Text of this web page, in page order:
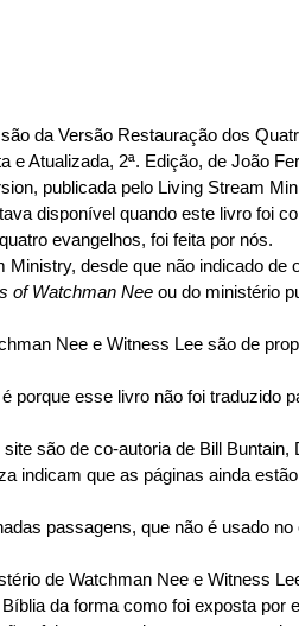
da Versão Restauração dos
Atualizada, 2ª. Edição, de João
publicada pelo Living Stream
disponível quando este livro foi
evangelhos, foi feita por nós.
desde que não indicado de
of Watchman Nee ou do ministério
Nee e Witness Lee são de
porque esse livro não foi traduzido
são de co-autoria de Bill Buntain,
indicam que as páginas ainda
passagens, que não é usado no
de Watchman Nee e Witness
da forma como foi exposta por